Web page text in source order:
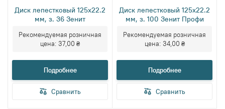
Диск лепестковый 125х22.2
мм, з. 36 Зенит
Рекомендуемая розничная
цена: 37,00 ₴
Подробнее
Сравнить
Диск лепестковый 125х22.2
мм, з. 100 Зенит Профи
Рекомендуемая розничная
цена: 34,00 ₴
Подробнее
Сравнить